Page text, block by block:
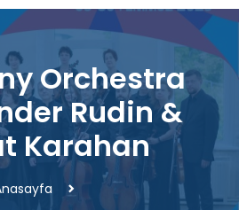
Orchestra
Rudin &
Karahan